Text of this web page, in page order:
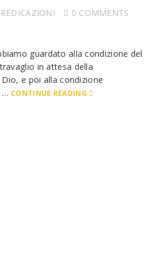
0 COMMENTS
guardato alla condizione del
in attesa della
e poi alla condizione
… CONTINUE READING